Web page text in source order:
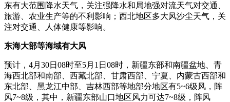
东有大范围降水天气，关注强降水和局地强对流天气对交通、
旅游、农业生产等的不利影响；西北地区多大风沙尘天气，关
注对交通、人体健康等影响。
东海大部等海域有大风
预计，4月30日08时至5月1日08时，新疆东部和南疆盆地、青
海西北部和南部、西藏北部、甘肃西部、宁夏、内蒙古西部和
东北部、黑龙江中部、吉林西部等地部分地区有5~6级风，阵
风7~8级，其中，新疆东部山口地区风力可达7~8级，阵风